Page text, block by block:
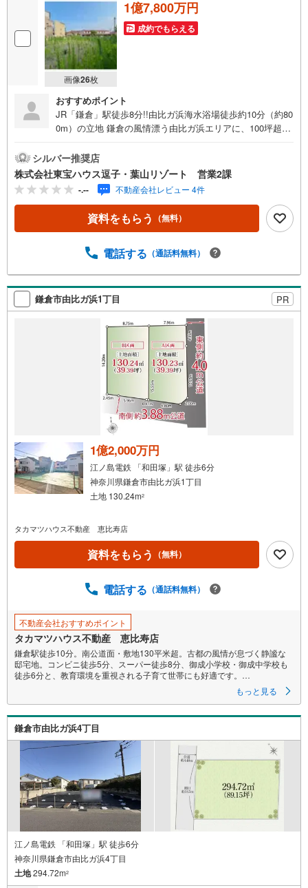
画像26枚
1億7,800万円
成約でもらえる
おすすめポイント
JR「鎌倉」駅徒歩8分!!由比ガ浜海水浴場徒歩約10分（約80
0m）の立地 鎌倉の風情漂う由比ガ浜エリアに、100坪超の
「和田塚」駅も徒歩7分と、アクセスも良好。緑に包まれた
閑静な住宅地にありながら、由比ガ浜海岸までは徒歩約10
分（約800m）。休日は海辺の散歩や歴史散策を楽しめる、
鎌倉らしい暮らしを叶えるロケーションです。建築条件は
ございませんので、お好みのハウスメーカーや工務店にて
自由なプランでご検討いただけます。また、第1種住居地域
鎌倉駅と海が徒歩圏内という立地を活かした共同住宅や店
シルバー推奨店
株式会社東宝ハウス逗子・葉山リゾート 営業2課
-.-- 不動産会社レビュー 4件
資料をもらう （無料）
電話する （通話料無料）
鎌倉市由比ガ浜1丁目 PR
1億2,000万円
江ノ島電鉄 「和田塚」駅 徒歩6分
神奈川県鎌倉市由比ガ浜1丁目
土地 130.24m2
タカマツハウス不動産 恵比寿店
資料をもらう （無料）
電話する （通話料無料）
不動産会社おすすめポイント
タカマツハウス不動産 恵比寿店
鎌倉駅徒歩10分。南公道面・敷地130平米超。古都の風情が息づく静謐な
邸宅地。コンビニ徒歩5分、スーパー徒歩8分、御成小学校・御成中学校も
徒歩6分と、教育環境を重視される子育て世帯にも好適です。
■駅徒歩6分/鎌倉駅も徒歩10分で利用可 ■南公道面/角地有 ■敷地39坪
超 ■御成小学校・中学校まで徒歩6分 ■スーパー徒歩8分他、生活施設充
実 ■『鎌倉海浜公園』徒歩11分 ■建築条件ございません
●お好きなハウスメーカーで建築可能
ハウスメーカーにお悩みのお客様は『ミラクラスマッチング』もご活用く
【ミラクラスマッチング】とは？
タカマツハウスの宅地を購入されるお客様に、最適なハウスメーカーを紹
介するシステムです
◎相談時から成約まで 無料
何度相談しても、お客様のご負担はありません
◎中立的な立場からのご紹介
本当にお客様に最適だと思われるハウスメーカーをご紹介します
もっと見る
鎌倉市由比ガ浜4丁目
江ノ島電鉄 「和田塚」駅 徒歩6分
神奈川県鎌倉市由比ガ浜4丁目
土地294.72m2